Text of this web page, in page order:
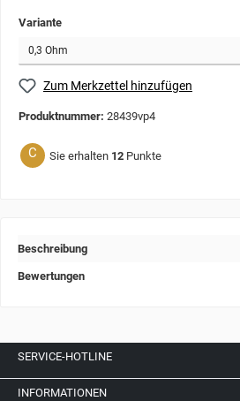
Variante
Zum Merkzettel hinzufügen
Produktnummer: 28439vp4
C Sie erhalten 12 Punkte
Beschreibung
Bewertungen
SERVICE-HOTLINE
INFORMATIONEN